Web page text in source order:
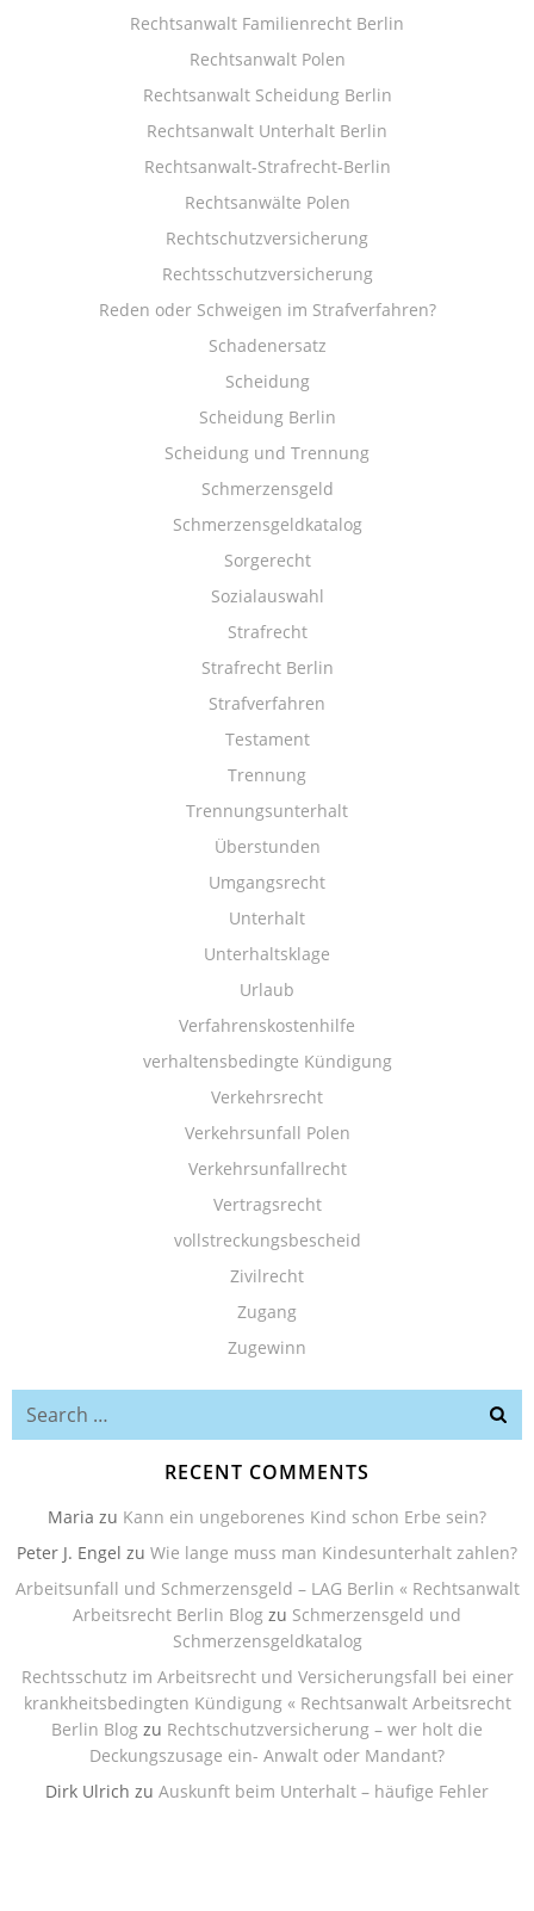
Rechtsanwalt Familienrecht Berlin
Rechtsanwalt Polen
Rechtsanwalt Scheidung Berlin
Rechtsanwalt Unterhalt Berlin
Rechtsanwalt-Strafrecht-Berlin
Rechtsanwälte Polen
Rechtschutzversicherung
Rechtsschutzversicherung
Reden oder Schweigen im Strafverfahren?
Schadenersatz
Scheidung
Scheidung Berlin
Scheidung und Trennung
Schmerzensgeld
Schmerzensgeldkatalog
Sorgerecht
Sozialauswahl
Strafrecht
Strafrecht Berlin
Strafverfahren
Testament
Trennung
Trennungsunterhalt
Überstunden
Umgangsrecht
Unterhalt
Unterhaltsklage
Urlaub
Verfahrenskostenhilfe
verhaltensbedingte Kündigung
Verkehrsrecht
Verkehrsunfall Polen
Verkehrsunfallrecht
Vertragsrecht
vollstreckungsbescheid
Zivilrecht
Zugang
Zugewinn
RECENT COMMENTS
Maria zu Kann ein ungeborenes Kind schon Erbe sein?
Peter J. Engel zu Wie lange muss man Kindesunterhalt zahlen?
Arbeitsunfall und Schmerzensgeld – LAG Berlin « Rechtsanwalt
Arbeitsrecht Berlin Blog zu Schmerzensgeld und
Schmerzensgeldkatalog
Rechtsschutz im Arbeitsrecht und Versicherungsfall bei einer
krankheitsbedingten Kündigung « Rechtsanwalt Arbeitsrecht
Berlin Blog zu Rechtschutzversicherung – wer holt die
Deckungszusage ein- Anwalt oder Mandant?
Dirk Ulrich zu Auskunft beim Unterhalt – häufige Fehler